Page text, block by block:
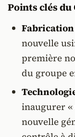
Points clés du
Fabrication
nouvelle
première
du groupe
inaugurer «
nouvelle